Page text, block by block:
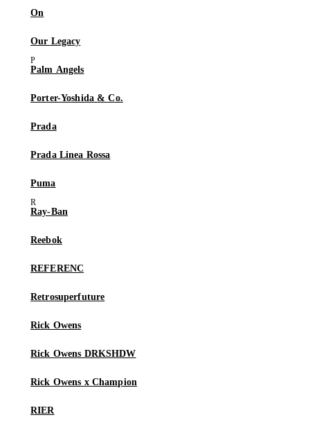
On
Our Legacy
Palm Angels
Porter-Yoshida & Co.
Prada
Prada Linea Rossa
Puma
Ray-Ban
Reebok
REFERENC
Retrosuperfuture
Rick Owens
Rick Owens DRKSHDW
Rick Owens x Champion
RIER